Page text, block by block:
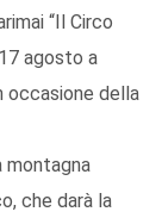
“Il Circo
agosto a
occasione della
montagna
che darà la